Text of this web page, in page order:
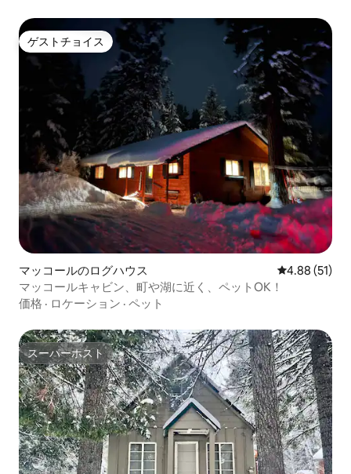
ゲストチョイス
ゲストチョイス
マッコールのログハウス レビュー51
4.88 (51)
マッコールキャビン、町や湖に近く、ペットOK！
価格 · ロケーション · ペット
スーパーホスト
スーパーホスト